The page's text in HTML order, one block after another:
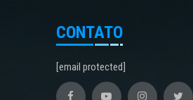
CONTATO
[email protected]